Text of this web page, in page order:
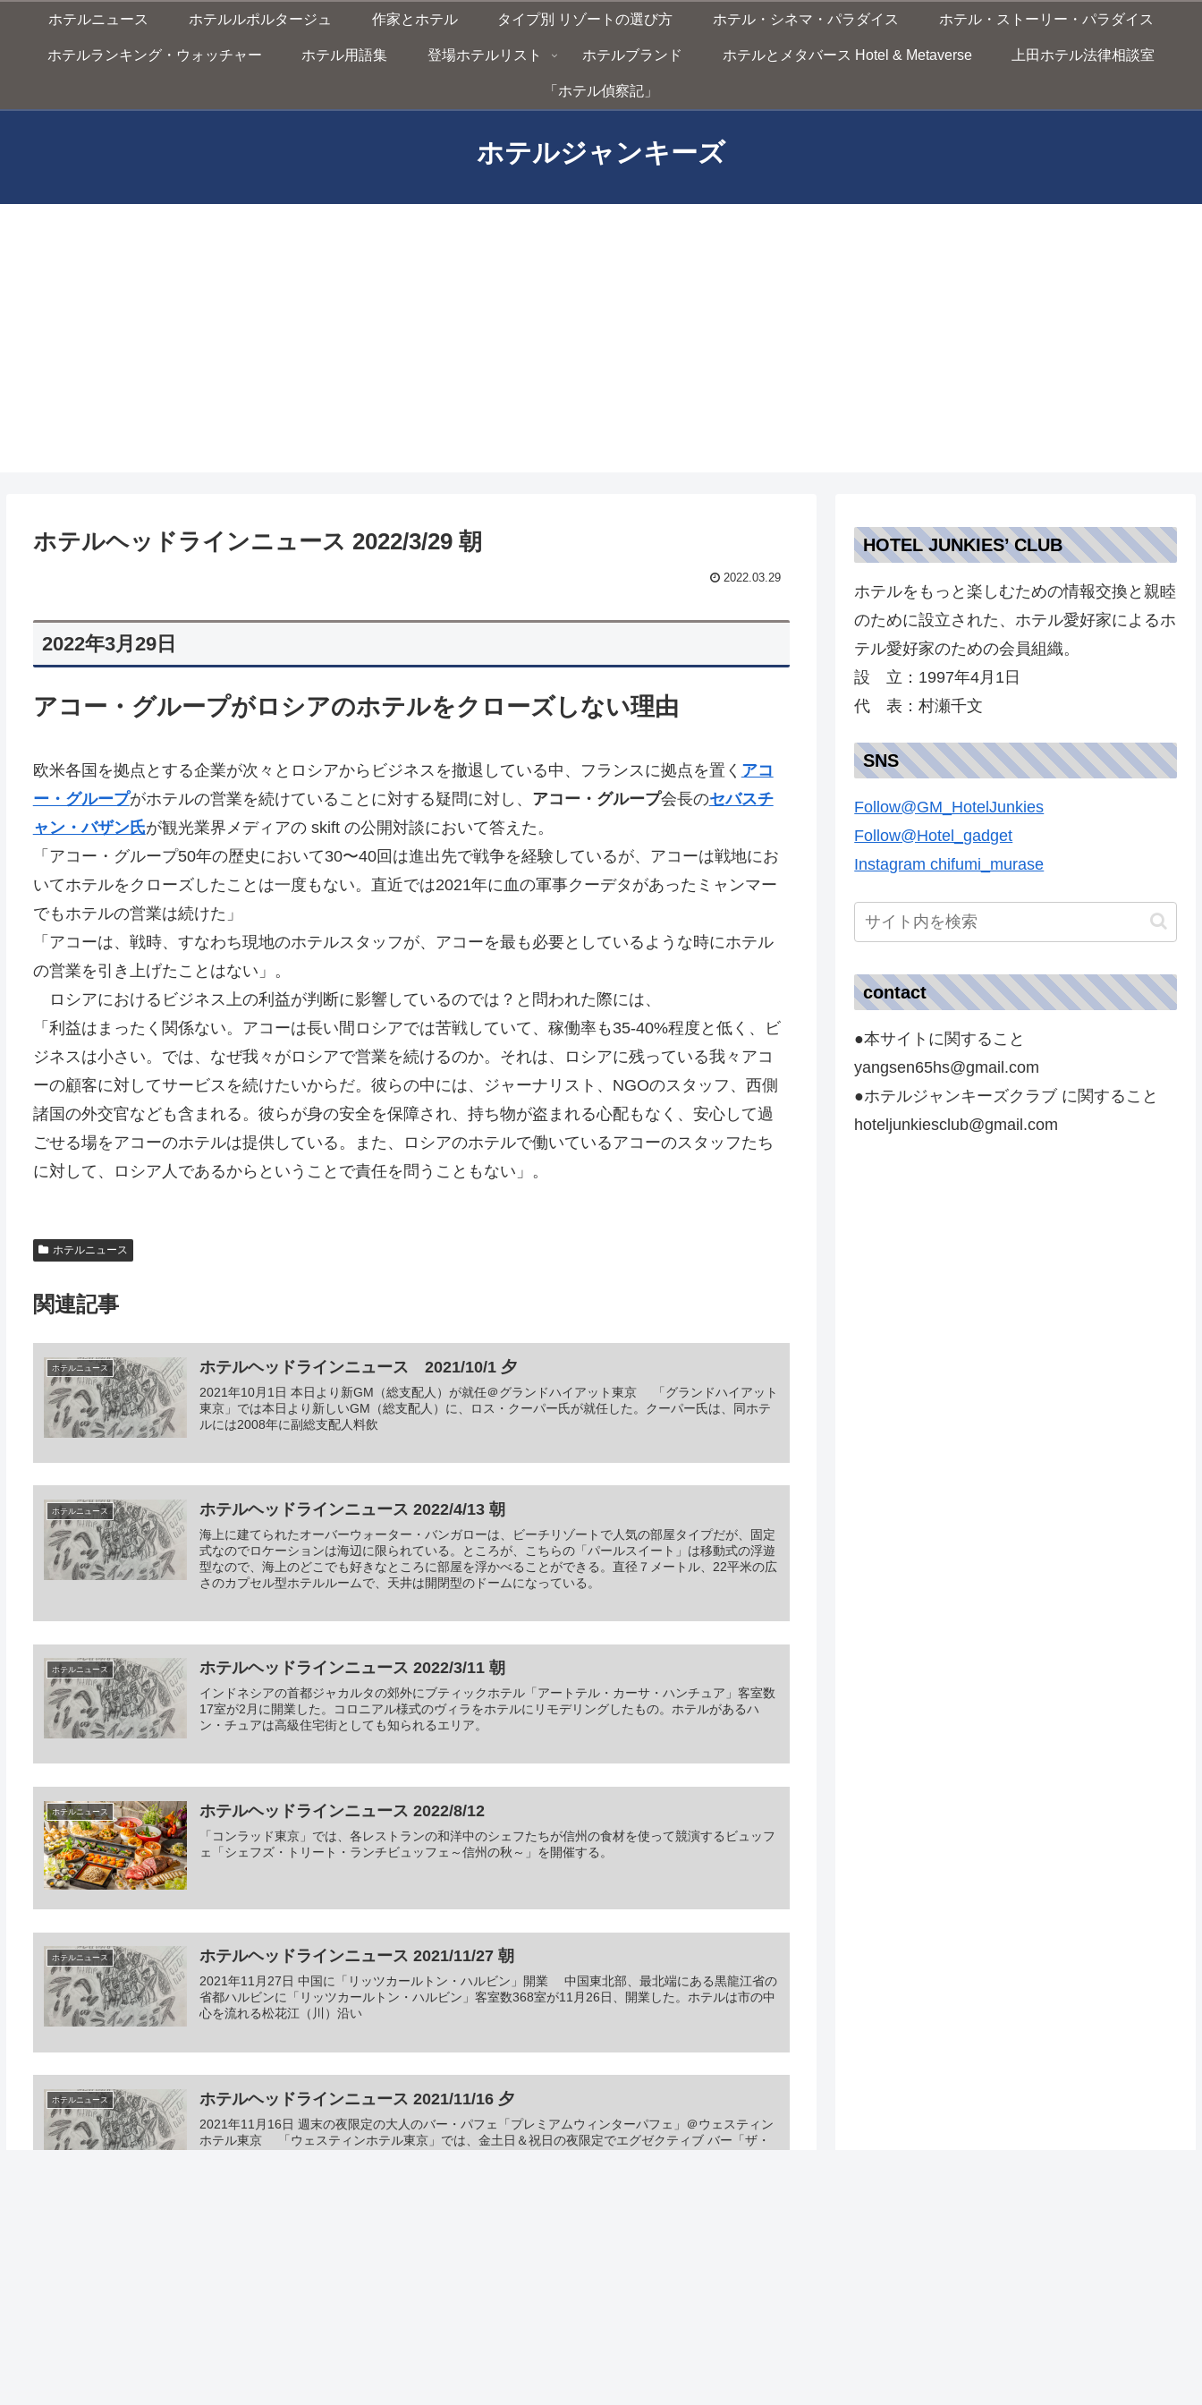
ホテルジャンキーズ
ホテルニュース ホテルルポルタージュ 作家とホテル タイプ別 リゾートの選び方 ホテル・シネマ・パラダイス ホテル・ストーリー・パラダイス
ホテルランキング・ウォッチャー ホテル用語集 登場ホテルリスト ホテルブランド ホテルとメタバース Hotel & Metaverse 上田ホテル法律相談室
「ホテル偵察記」
ホテルヘッドラインニュース 2022/3/29 朝
2022.03.29
2022年3月29日
アコー・グループがロシアのホテルをクローズしない理由
欧米各国を拠点とする企業が次々とロシアからビジネスを撤退している中、フランスに拠点を置く アコ
ー・グループがホテルの営業を続けていることに対する疑問に対し、 アコー・グループ会長のセバスチ
ャン・バザン氏が観光業界メディアの skift の公開対談において答えた。
「アコー・グループ50年の歴史において30〜40回は進出先で戦争を経験しているが、アコーは戦地にお
いてホテルをクローズしたことは一度もない。直近では2021年に血の軍事クーデタがあったミャンマー
でもホテルの営業は続けた」
「アコーは、戦時、すなわち現地のホテルスタッフが、アコーを最も必要としているような時にホテル
の営業を引き上げたことはない」。
ロシアにおけるビジネス上の利益が判断に影響しているのでは？と問われた際には、
「利益はまったく関係ない。アコーは長い間ロシアでは苦戦していて、稼働率も35-40%程度と低く、ビ
ジネスは小さい。では、なぜ我々がロシアで営業を続けるのか。それは、ロシアに残っている我々アコ
ーの顧客に対してサービスを続けたいからだ。彼らの中には、ジャーナリスト、NGOのスタッフ、西側
諸国の外交官なども含まれる。彼らが身の安全を保障され、持ち物が盗まれる心配もなく、安心して過
ごせる場をアコーのホテルは提供している。また、ロシアのホテルで働いているアコーのスタッフたち
に対して、ロシア人であるからということで責任を問うこともない」。
ホテルニュース
関連記事
ホテルニュース ホテルヘッドラインニュース 2021/10/1 夕
2021年10月1日 本日より新GM（総支配人）が就任＠グランドハイアット東京 「グランドハイアット
東京」では本日より新しいGM（総支配人）に、ロス・クーパー氏が就任した。クーパー氏は、同ホテ
ルには2008年に副総支配人料飲
ホテルニュース ホテルヘッドラインニュース 2022/4/13 朝
海上に建てられたオーバーウォーター・バンガローは、ビーチリゾートで人気の部屋タイプだが、固定
式なのでロケーションは海辺に限られている。ところが、こちらの「パールスイート」は移動式の浮遊
型なので、海上のどこでも好きなところに部屋を浮かべることができる。直径７メートル、22平米の広
さのカプセル型ホテルルームで、天井は開閉型のドームになっている。
ホテルニュース ホテルヘッドラインニュース 2022/3/11 朝
インドネシアの首都ジャカルタの郊外にブティックホテル「アートテル・カーサ・ハンチュア」客室数
17室が2月に開業した。コロニアル様式のヴィラをホテルにリモデリングしたもの。ホテルがあるハ
ン・チュアは高級住宅街としても知られるエリア。
ホテルニュース ホテルヘッドラインニュース 2022/8/12
「コンラッド東京」では、各レストランの和洋中のシェフたちが信州の食材を使って競演するビュッフ
ェ「シェフズ・トリート・ランチビュッフェ～信州の秋～」を開催する。
ホテルニュース ホテルヘッドラインニュース 2021/11/27 朝
2021年11月27日 中国に「リッツカールトン・ハルビン」開業 中国東北部、最北端にある黒龍江省の
省都ハルビンに「リッツカールトン・ハルビン」客室数368室が11月26日、開業した。ホテルは市の中
心を流れる松花江（川）沿い
ホテルニュース ホテルヘッドラインニュース 2021/11/16 夕
2021年11月16日 週末の夜限定の大人のバー・パフェ「プレミアムウィンターパフェ」＠ウェスティン
ホテル東京 「ウェスティンホテル東京」では、金土日＆祝日の夜限定でエグゼクティブ バー「ザ・
HOTEL JUNKIES’ CLUB
ホテルをもっと楽しむための情報交換と親睦
のために設立された、ホテル愛好家によるホ
テル愛好家のための会員組織。
設 立：1997年4月1日
代 表：村瀬千文
SNS
Follow@GM_HotelJunkies
Follow@Hotel_gadget
Instagram chifumi_murase
contact
●本サイトに関すること
yangsen65hs@gmail.com
●ホテルジャンキーズクラブ に関すること
hoteljunkiesclub@gmail.com